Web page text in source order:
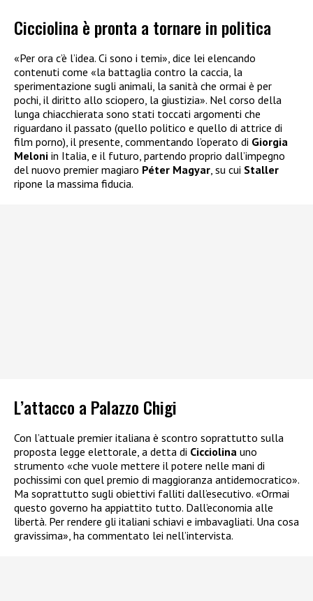
Cicciolina è pronta a tornare in politica
«Per ora c’è l’idea. Ci sono i temi», dice lei elencando
contenuti come «la battaglia contro la caccia, la
sperimentazione sugli animali, la sanità che ormai è per
pochi, il diritto allo sciopero, la giustizia». Nel corso della
lunga chiacchierata sono stati toccati argomenti che
riguardano il passato (quello politico e quello di attrice di
film porno), il presente, commentando l’operato di Giorgia
Meloni in Italia, e il futuro, partendo proprio dall’impegno
del nuovo premier magiaro Péter Magyar, su cui Staller
ripone la massima fiducia.
L’attacco a Palazzo Chigi
Con l’attuale premier italiana è scontro soprattutto sulla
proposta legge elettorale, a detta di Cicciolina uno
strumento «che vuole mettere il potere nelle mani di
pochissimi con quel premio di maggioranza antidemocratico».
Ma soprattutto sugli obiettivi falliti dall’esecutivo. «Ormai
questo governo ha appiattito tutto. Dall’economia alle
libertà. Per rendere gli italiani schiavi e imbavagliati. Una cosa
gravissima», ha commentato lei nell’intervista.